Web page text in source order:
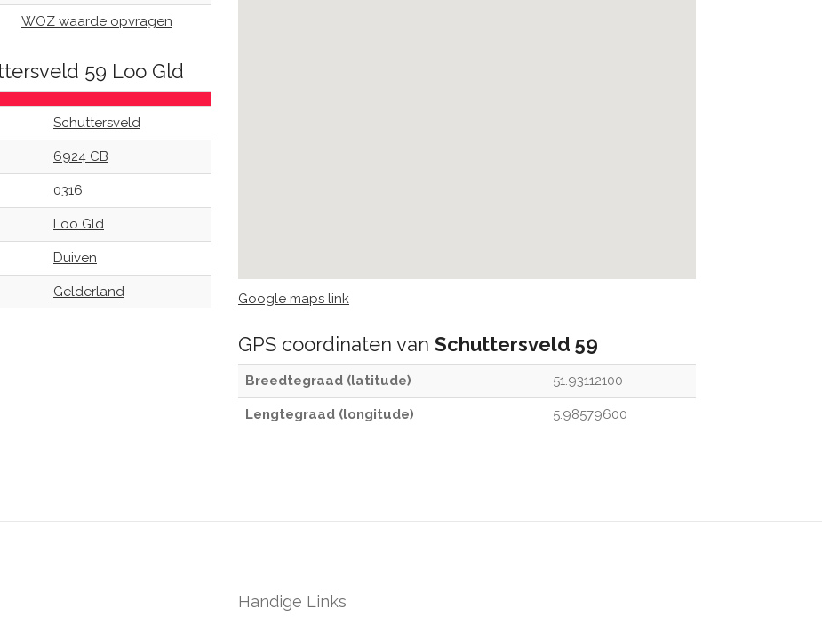
WOZ waarde opvragen
59 Loo Gld
Schuttersveld
6924 CB
0316
Loo Gld
Duiven
Gelderland Google maps link
GPS coordinaten van Schuttersveld 59
Breedtegraad (latitude) 51.93112100
Lengtegraad (longitude) 5.98579600
Handige Links